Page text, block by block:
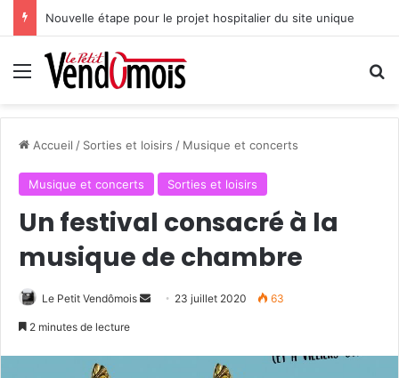
Nouvelle étape pour le projet hospitalier du site unique
Menu
Accueil / Sorties et loisirs / Musique et concerts
Musique et concerts Sorties et loisirs
Un festival consacré à la
musique de chambre
Le Petit Vendômois 23 juillet 2020 63
2 minutes de lecture